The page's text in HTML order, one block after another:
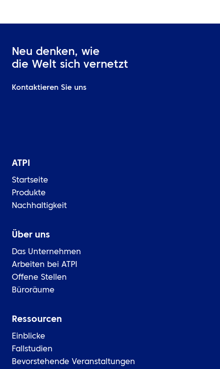
Neu denken, wie
die Welt sich vernetzt
Kontaktieren Sie uns
ATPI
Startseite
Produkte
Nachhaltigkeit
Über uns
Das Unternehmen
Arbeiten bei ATPI
Offene Stellen
Büroräume
Ressourcen
Einblicke
Fallstudien
Bevorstehende Veranstaltungen